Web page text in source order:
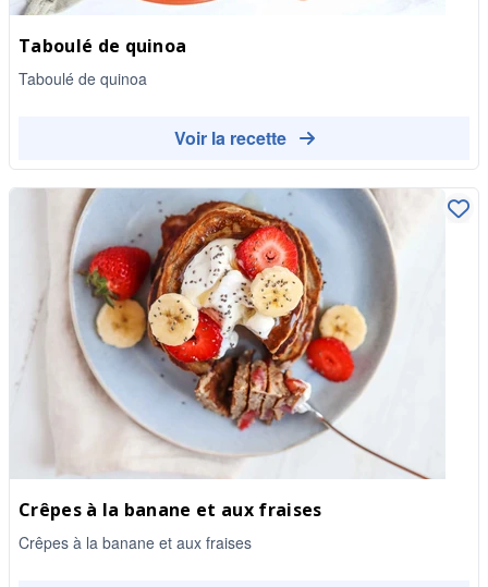
Taboulé de quinoa
Taboulé de quinoa
Voir la recette
Crêpes à la banane et aux fraises
Crêpes à la banane et aux fraises